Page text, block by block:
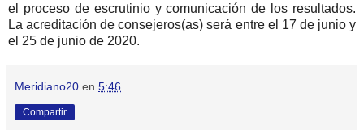
el proceso de escrutinio y comunicación de los resultados.
La acreditación de consejeros(as) será entre el 17 de junio y
el 25 de junio de 2020.
Meridiano20 en 5:46
Compartir